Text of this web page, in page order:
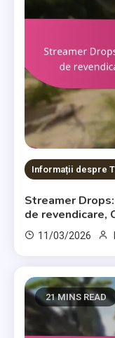
Informații despre
Streamer
de revendicare,
11/03/2026
21 MINS READ